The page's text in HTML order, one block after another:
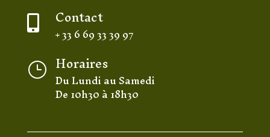
 Contact
+ 33 6 69 33 39 97
} Horaires
Du Lundi au Samedi
De 10h30 à 18h30